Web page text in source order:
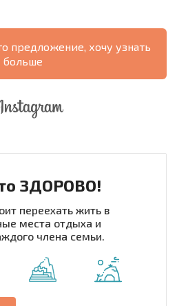
предложение, хочу узнать
больше
ЗДОРОВО!
переехать жить в
места отдыха и
члена семьи.